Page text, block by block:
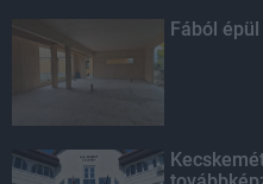
Fából